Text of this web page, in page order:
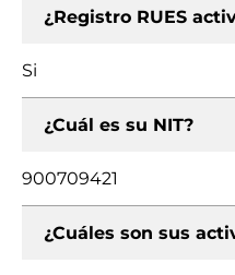
¿Registro RUES
Si
¿Cuál es su NIT?
900709421
¿Cuáles son sus